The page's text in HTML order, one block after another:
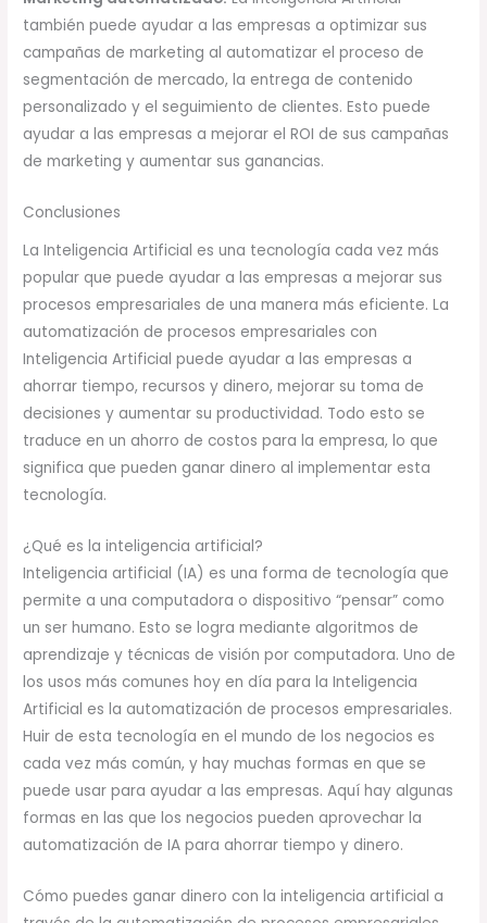
también puede ayudar a las empresas a optimizar sus
campañas de marketing al automatizar el proceso de
segmentación de mercado, la entrega de contenido
personalizado y el seguimiento de clientes. Esto puede
ayudar a las empresas a mejorar el ROI de sus campañas
de marketing y aumentar sus ganancias.
Conclusiones
La Inteligencia Artificial es una tecnología cada vez más
popular que puede ayudar a las empresas a mejorar sus
procesos empresariales de una manera más eficiente. La
automatización de procesos empresariales con
Inteligencia Artificial puede ayudar a las empresas a
ahorrar tiempo, recursos y dinero, mejorar su toma de
decisiones y aumentar su productividad. Todo esto se
traduce en un ahorro de costos para la empresa, lo que
significa que pueden ganar dinero al implementar esta
tecnología.
¿Qué es la inteligencia artificial?
Inteligencia artificial (IA) es una forma de tecnología que
permite a una computadora o dispositivo “pensar” como
un ser humano. Esto se logra mediante algoritmos de
aprendizaje y técnicas de visión por computadora. Uno de
los usos más comunes hoy en día para la Inteligencia
Artificial es la automatización de procesos empresariales.
Huir de esta tecnología en el mundo de los negocios es
cada vez más común, y hay muchas formas en que se
puede usar para ayudar a las empresas. Aquí hay algunas
formas en las que los negocios pueden aprovechar la
automatización de IA para ahorrar tiempo y dinero.
Cómo puedes ganar dinero con la inteligencia artificial a